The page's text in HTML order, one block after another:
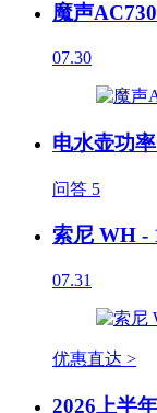
魔声
07.30
电水壶功
问答 5
索尼 WH -
07.31
优惠直达 >
2026上半